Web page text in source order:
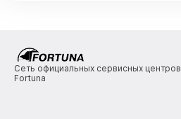
Сеть официальных сервисных центров
Fortuna